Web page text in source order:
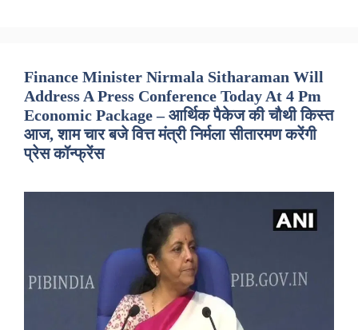
Finance Minister Nirmala Sitharaman Will
Address A Press Conference Today At 4 Pm
Economic Package – आर्थिक पैकेज की चौथी किस्त
आज, शाम चार बजे वित्त मंत्री निर्मला सीतारमण करेंगी
प्रेस कॉन्फ्रेंस